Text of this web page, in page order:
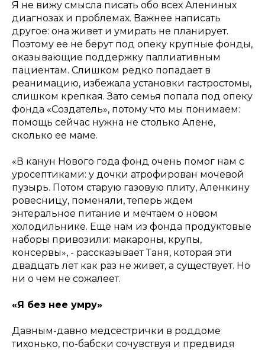
Я не вижу смысла писать обо всех Алениных
диагнозах и проблемах. Важнее написать
другое: она живет и умирать не планирует.
Поэтому ее не берут под опеку крупные фонды,
оказывающие поддержку паллиативным
пациентам. Слишком редко попадает в
реанимацию, избежала установки гастростомы,
слишком крепкая. Зато семья попала под опеку
фонда «Создатель», потому что мы понимаем:
помощь сейчас нужна не столько Алене,
сколько ее маме.
«В канун Нового года фонд очень помог нам с
уросептиками: у дочки атрофирован мочевой
пузырь. Потом старую газовую плиту, Аленкину
ровесницу, поменяли, теперь ждем
энтеральное питание и мечтаем о новом
холодильнике. Еще нам из фонда продуктовые
наборы привозили: макароны, крупы,
консервы», - рассказывает Таня, которая эти
двадцать лет как раз не живет, а существует. Но
ни о чем не сожалеет.
«Я без нее умру»
Давным-давно медсестрички в роддоме
тихонько, по-бабски сочувствуя и предвидя